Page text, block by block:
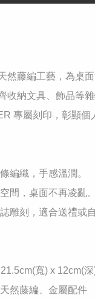
然藤編工藝，為桌
收納文具、飾品等
專屬刻印，彰顯個
編織，手感溫潤。
間，桌面不再凌亂。
雕刻，適合送禮或自
寬) x 12cm(
然藤編、金屬配件